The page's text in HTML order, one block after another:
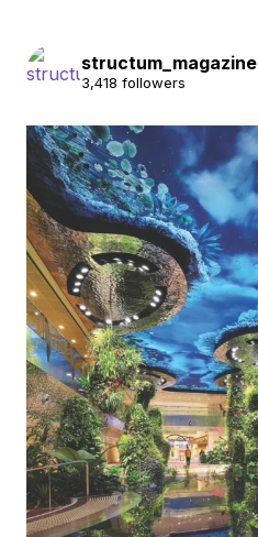
structum_magazine
3,418 followers